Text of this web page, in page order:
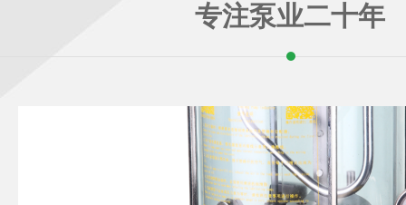
专注泵业二十年